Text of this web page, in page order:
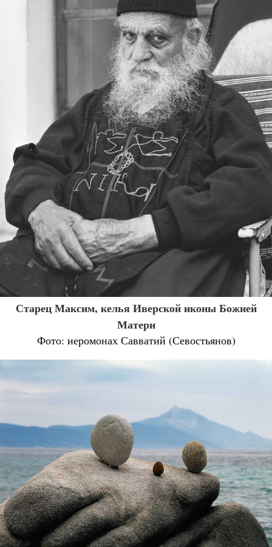
Старец Максим, келья Иверской иконы Божией
Матери
Фото: иеромонах Савватий (Севостьянов)